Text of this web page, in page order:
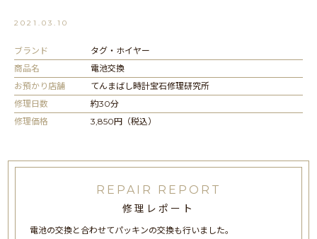
2021.03.10
ブランド
タグ・ホイヤー
商品名
電池交換
お預かり店舗
てんまばし時計宝石修理研究所
修理日数
約30分
修理価格
3,850円（税込）
REPAIR REPORT
修理レポート
電池の交換と合わせてパッキンの交換も行いました。